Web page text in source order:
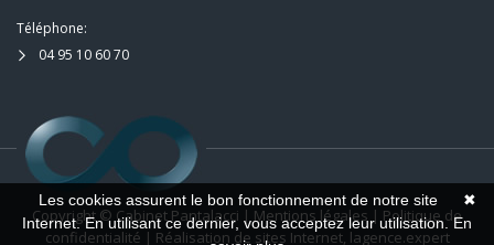
Téléphone:
04 95 10 60 70
Copyright © Cabinet Pantalacci | Mentions légales | Politique de
confidentialité | Réalisation de sites Internet, lagence.expert
✖
Les cookies assurent le bon fonctionnement de notre site
Internet. En utilisant ce dernier, vous acceptez leur utilisation.En